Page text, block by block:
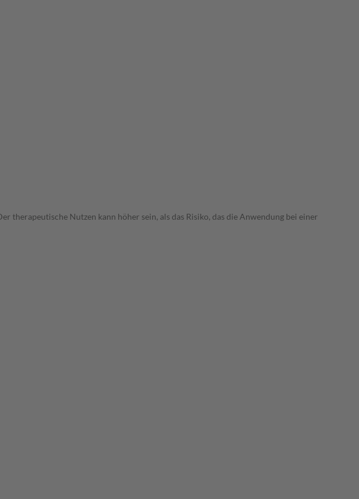
therapeutische Nutzen kann höher sein, als das Risiko, das die Anwendung bei einer